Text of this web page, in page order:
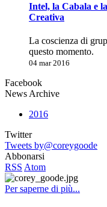
Intel, la Cabala e
Creativa
La coscienza di
questo momento.
04 mar 2016
Facebook
News Archive
2016
Twitter
Tweets by@coreygoode
Abbonarsi
RSS Atom
Per saperne di più...